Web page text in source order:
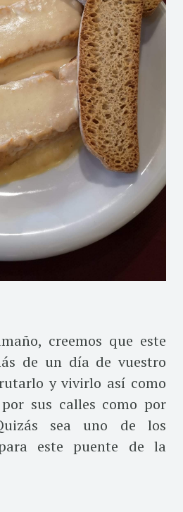
creemos que este
de un día de vuestro
y vivirlo así como
sus calles como por
sea uno de los
este puente de la